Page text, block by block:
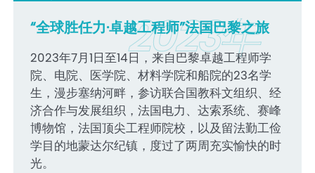
“全球胜任力·卓越工程师”法国巴黎之旅
2023年7月1日至14日，来自巴黎卓越工程师学
院、电院、医学院、材料学院和船院的23名学
生，漫步塞纳河畔，参访联合国教科文组织、经
济合作与发展组织，法国电力、达索系统、赛峰
博物馆，法国顶尖工程师院校，以及留法勤工俭
学目的地蒙达尔纪镇，度过了两周充实愉快的时
光。
2023年